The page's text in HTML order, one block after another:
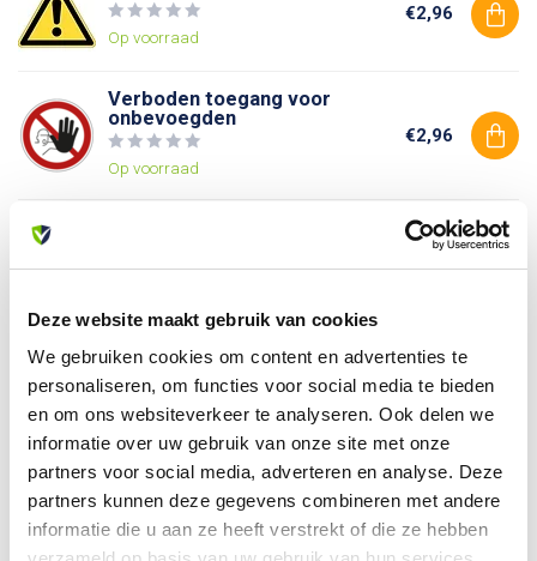
Deze website maakt gebruik van cookies
We gebruiken cookies om content en advertenties te
personaliseren, om functies voor social media te bieden
en om ons websiteverkeer te analyseren. Ook delen we
informatie over uw gebruik van onze site met onze
partners voor social media, adverteren en analyse. Deze
partners kunnen deze gegevens combineren met andere
informatie die u aan ze heeft verstrekt of die ze hebben
Op voorraad
€2,96
Verboden toegang voor
onbevoegden
Op voorraad
€2,96
€2,96
Heb je vragen over dit product?
Of heb je hulp nodig bij je bestelling? Neem contact op
met onze klantenservice. We helpen je graag verder!
info@allesveilig.nl
+31 (0) 6 82095086